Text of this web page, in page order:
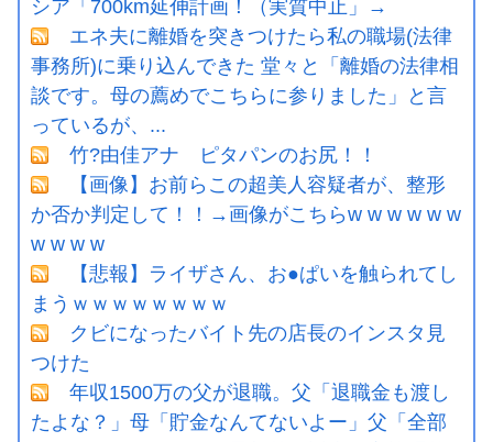
シア「700km延伸計画！（実質中止」→
エネ夫に離婚を突きつけたら私の職場(法律
事務所)に乗り込んできた 堂々と「離婚の法律相
談です。母の薦めでこちらに参りました」と言
っているが、...
竹?由佳アナ ピタパンのお尻！！
【画像】お前らこの超美人容疑者が、整形
か否か判定して！！→画像がこちらw w w w w w
w w w w
【悲報】ライザさん、お●ぱいを触られてし
まうｗｗｗｗｗｗｗｗ
クビになったバイト先の店長のインスタ見
つけた
年収1500万の父が退職。父「退職金も渡し
たよな？」母「貯金なんてないよー」父「全部